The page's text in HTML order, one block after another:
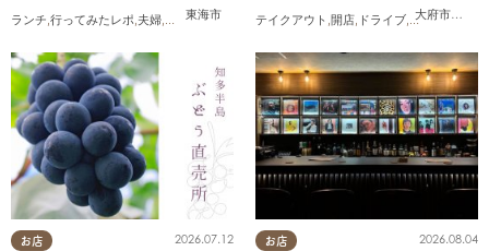
東海市
行ってみた
ランチ,行ってみたレポ,夫婦,おひとりさま 友人 大府市
,阿久
テイクアウト ,開店, ドライブ,観光, ちたまる
お店 2026.07.12 お店 2026.08.04